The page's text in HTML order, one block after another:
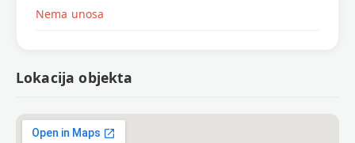
Nema unosa
Lokacija objekta